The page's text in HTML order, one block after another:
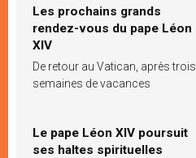
Les prochains grands
rendez-vous du pape Léon
XIV
De retour au Vatican, après trois
semaines de vacances
Le pape Léon XIV poursuit
ses haltes spirituelles